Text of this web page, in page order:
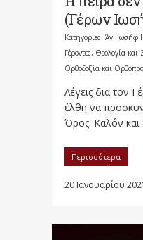
(Γέρων
Κατηγορίες: Άγ. Ιωσήφ
Γέροντες, Θεολογία και
Ορθοδοξία και
Λέγεις δια τον
έλθη να
Όρος. Καλόν και
Περισσότερα
20 Ιανουαρίου